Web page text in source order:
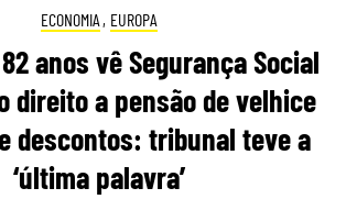
ECONOMIA , EUROPA
anos vê Segurança Social
direito a pensão de velhice
descontos: tribunal teve a
‘última palavra’